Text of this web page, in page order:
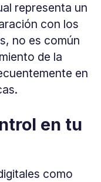
representa un
con los
no es común
de la
en
en tu
como